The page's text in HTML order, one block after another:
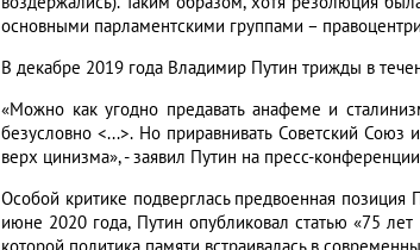
основными парламентскими группами –
В декабре 2019 года Владимир Путин трижды в
«Можно как угодно предавать анафеме и
безусловно <...>. Но приравнивать Советский
верх цинизма», - заявил Путин на пресс-
Особой критике подверглась предвоенная
июне 2020 года, Путин опубликовал статью «75